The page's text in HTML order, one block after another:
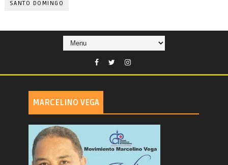
SANTO DOMINGO
MARCELINO VEGA